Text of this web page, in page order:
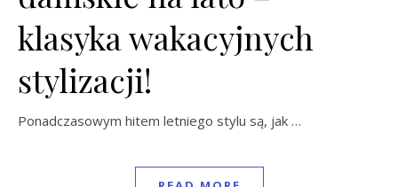
klasyka wakacyjnych
stylizacji!
Ponadczasowym hitem letniego stylu są, jak …